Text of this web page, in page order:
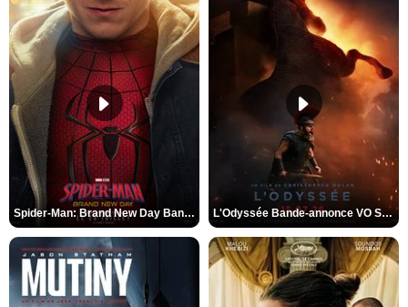
Spider-Man: Brand New Day Bande-annonce VO STFR L'Odyssée Bande-annonce VO STFR